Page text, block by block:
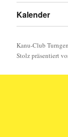
Kalender
Kanu-Club
Stolz präsentiert